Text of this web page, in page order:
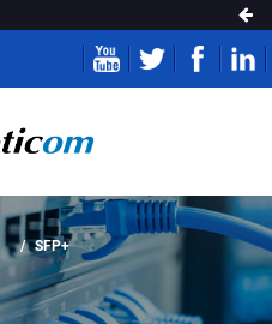
SFP+